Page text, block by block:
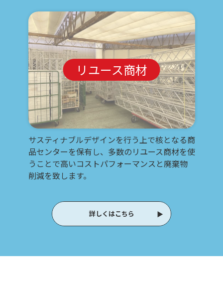
リユース商材
サスティナブルデザインを行う上で核となる商
品センターを保有し、多数のリユース商材を使
うことで高いコストパフォーマンスと廃棄物
削減を致します。
詳しくはこちら